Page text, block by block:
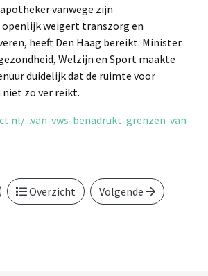
vanwege zijn
weigert transzorg en
heeft Den Haag bereikt. Minister
Welzijn en Sport maakte
duidelijk dat de ruimte voor
zo ver reikt.
...van-vws-benadrukt-grenzen-van-
Overzicht Volgende